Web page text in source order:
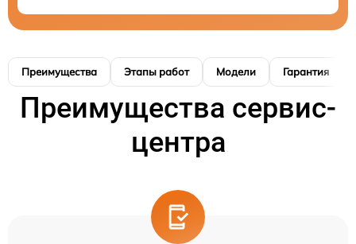
Преимущества Этапы работ Модели Гарантия
Преимущества сервис-
центра